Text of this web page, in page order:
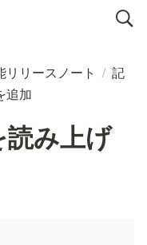
リリースノート / 記
追加
み上げ